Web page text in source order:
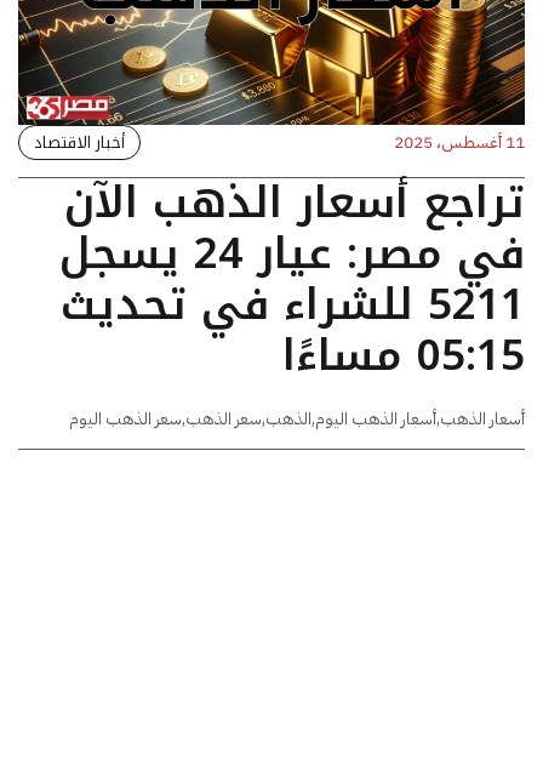
11 أغسطس، 2025 أخبار الاقتصاد
تراجع أسعار الذهب الآن
في مصر: عيار 24 يسجل
5211 للشراء في تحديث
05:15 مساءًا
أسعار الذهب,أسعار الذهب اليوم,الذهب,سعر الذهب,سعر الذهب اليوم